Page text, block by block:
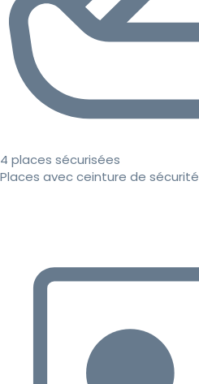
4 places sécurisées
Places avec ceinture de sécurité